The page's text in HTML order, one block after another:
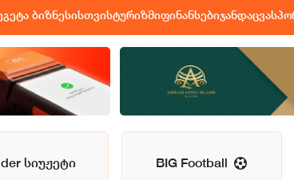
ბიზნესისთვისტურიზმიფინანსებიჯანდაცვა
სიუჟეტი BIG Football